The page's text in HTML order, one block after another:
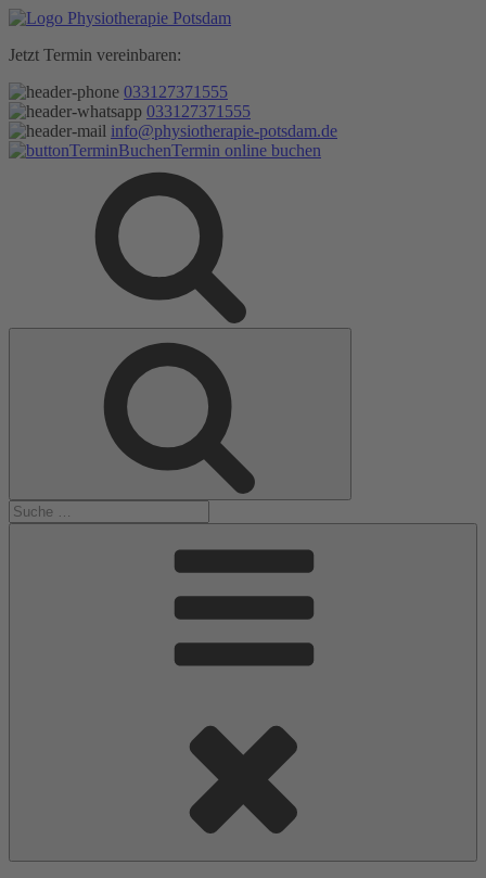
Zum
springen
Jetzt Termin vereinbaren:
033127371555
033127371555
info@physiotherapie-potsdam.de
Termin online buchen